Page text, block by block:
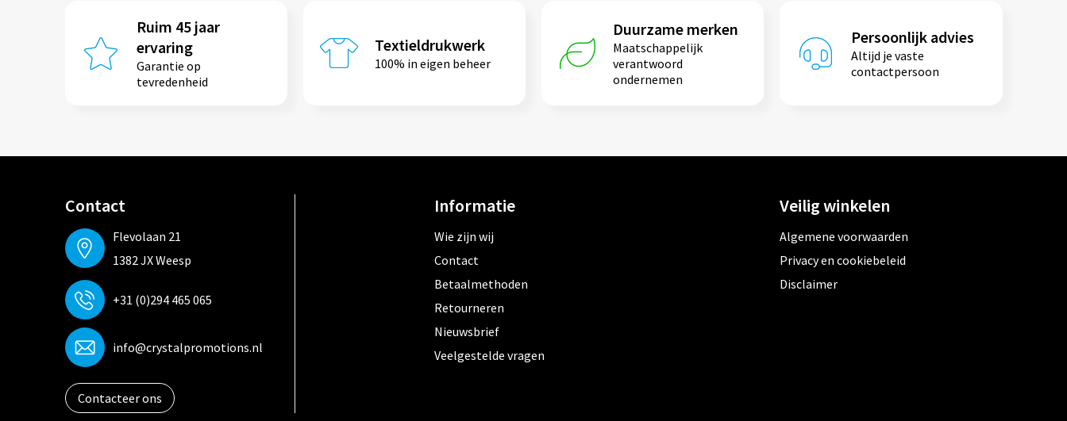
Ruim 45 jaar
ervaring
Garantie op
tevredenheid
Textieldrukwerk
100% in eigen beheer
Duurzame merken
Maatschappelijk
verantwoord
ondernemen
Persoonlijk advies
Altijd je vaste
contactpersoon
Contact
Flevolaan 21
1382 JX Weesp
+31 (0)294 465 065
info@crystalpromotions.nl
Contacteer ons
Informatie
Wie zijn wij
Contact
Betaalmethoden
Retourneren
Nieuwsbrief
Veelgestelde vragen
Veilig winkelen
Algemene voorwaarden
Privacy en cookiebeleid
Disclaimer